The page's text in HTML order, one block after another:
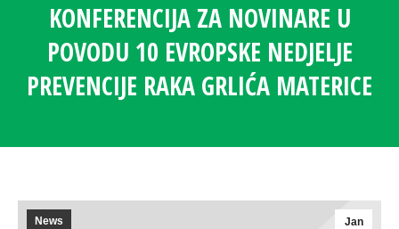
KONFERENCIJA ZA NOVINARE U
POVODU 10 EVROPSKE NEDJELJE
PREVENCIJE RAKA GRLIĆA MATERICE
Jan
News